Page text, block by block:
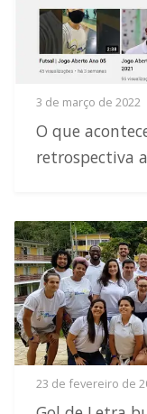
3 de março de 2022
O que
retrospectiva
23 de fevereiro de